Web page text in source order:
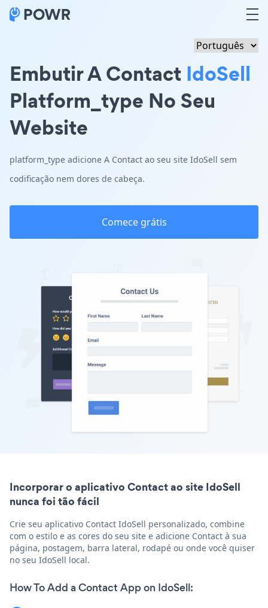
Embutir A Contact IdoSell
Platform_type No Seu
Website
platform_type adicione A Contact ao seu site IdoSell sem
codificação nem dores de cabeça.
Comece grátis
Incorporar o aplicativo Contact ao site IdoSell
nunca foi tão fácil
Crie seu aplicativo Contact IdoSell personalizado, combine
com o estilo e as cores do seu site e adicione Contact à sua
página, postagem, barra lateral, rodapé ou onde você quiser
no seu IdoSell local.
How To Add a Contact App on IdoSell: